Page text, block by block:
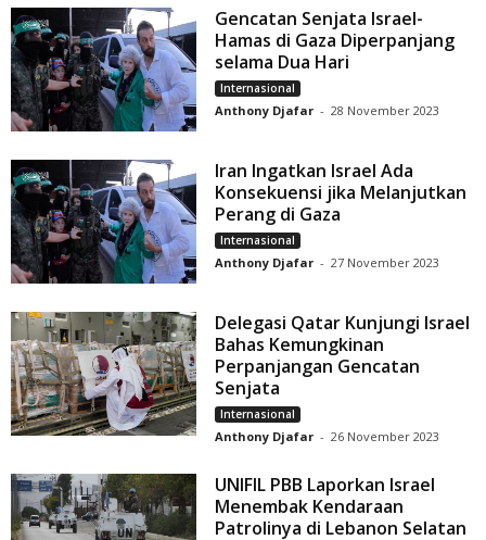
Gencatan Senjata Israel-
Hamas di Gaza Diperpanjang
selama Dua Hari
Internasional
Anthony Djafar - 28 November 2023
Iran Ingatkan Israel Ada
Konsekuensi jika Melanjutkan
Perang di Gaza
Internasional
Anthony Djafar - 27 November 2023
Delegasi Qatar Kunjungi Israel
Bahas Kemungkinan
Perpanjangan Gencatan
Senjata
Internasional
Anthony Djafar - 26 November 2023
UNIFIL PBB Laporkan Israel
Menembak Kendaraan
Patrolinya di Lebanon Selatan